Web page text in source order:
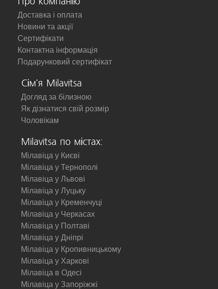
Доставка і оплата
Новини та акції
Сертифікати
Контактна інформація
Подарунковий сертифікат
Сім'я Milavitsa
Догляд за білизною
Як дізнатися свій розмір
Чоловікам
Milavitsa по містах:
Мілавіца у Києві
Мілавіца у Тернополі
Мілавіца у Львові
Мілавіца у Луцьку
Мілавіца у Кременчуці
Мілавіца у Черкасах
Мілавіца у Полтаві
Мілавіца у Дніпрі
Мілавіца у Кропивницькому
Мілавіца у Харкові
Мілавіца в Одесі
Мілавіца у Запоріжжі